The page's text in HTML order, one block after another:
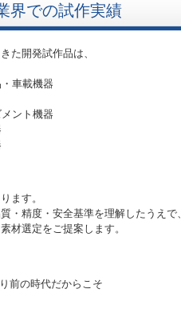
界での試作実績
た開発試作品は、
車載機器
ント機器
ます。
・精度・安全基準を理解したうえで、
材選定をご提案します。
前の時代だからこそ